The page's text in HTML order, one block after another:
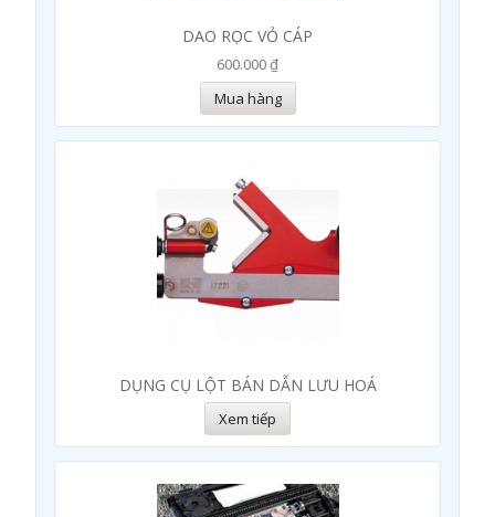
DAO RỌC VỎ CÁP
600.000 ₫
Mua hàng
DỤNG CỤ LỘT BÁN DẪN LƯU HOÁ
Xem tiếp